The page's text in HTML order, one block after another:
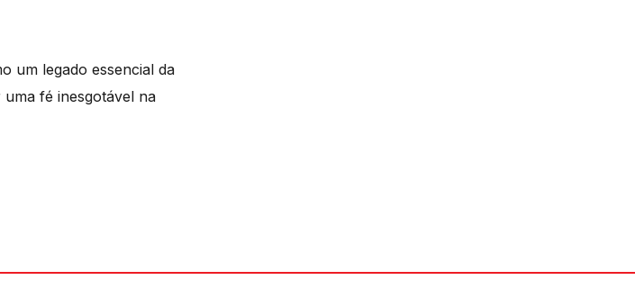
um legado essencial da
fé inesgotável na